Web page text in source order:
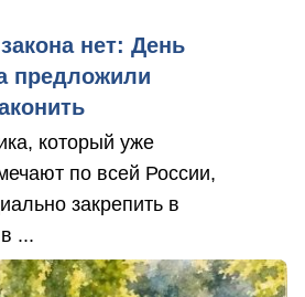
нет: День
предложили
который уже
по всей России,
закрепить в
...